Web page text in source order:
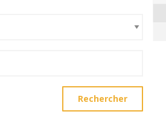
Rechercher